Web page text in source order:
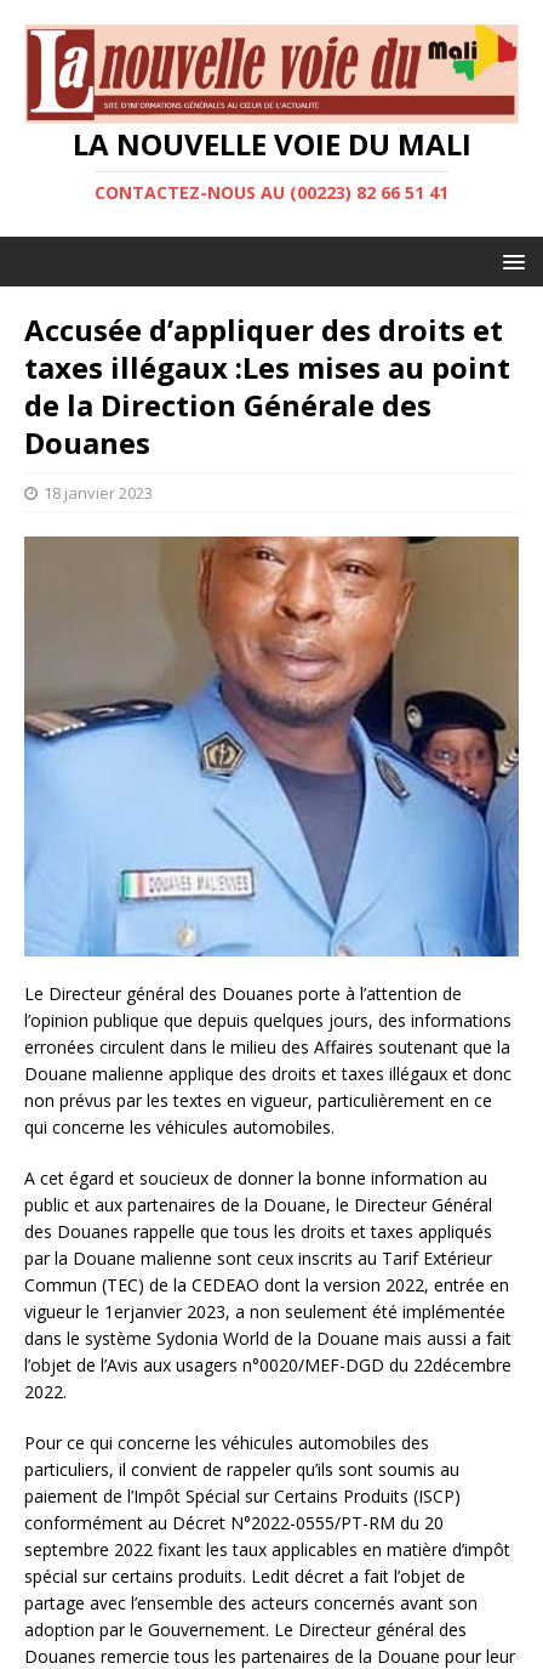
LA NOUVELLE VOIE DU MALI
CONTACTEZ-NOUS AU (00223) 82 66 51 41
Accusée d’appliquer des droits et
taxes illégaux :Les mises au point
de la Direction Générale des
Douanes
18 janvier 2023
Le Directeur général des Douanes porte à l’attention de
l’opinion publique que depuis quelques jours, des informations
erronées circulent dans le milieu des Affaires soutenant que la
Douane malienne applique des droits et taxes illégaux et donc
non prévus par les textes en vigueur, particulièrement en ce
qui concerne les véhicules automobiles.
A cet égard et soucieux de donner la bonne information au
public et aux partenaires de la Douane, le Directeur Général
des Douanes rappelle que tous les droits et taxes appliqués
par la Douane malienne sont ceux inscrits au Tarif Extérieur
Commun (TEC) de la CEDEAO dont la version 2022, entrée en
vigueur le 1erjanvier 2023, a non seulement été implémentée
dans le système Sydonia World de la Douane mais aussi a fait
l’objet de l’Avis aux usagers n°0020/MEF-DGD du 22décembre
2022.
Pour ce qui concerne les véhicules automobiles des
particuliers, il convient de rappeler qu’ils sont soumis au
paiement de l’Impôt Spécial sur Certains Produits (ISCP)
conformément au Décret N°2022-0555/PT-RM du 20
septembre 2022 fixant les taux applicables en matière d’impôt
spécial sur certains produits. Ledit décret a fait l’objet de
partage avec l’ensemble des acteurs concernés avant son
adoption par le Gouvernement. Le Directeur général des
Douanes remercie tous les partenaires de la Douane pour leur